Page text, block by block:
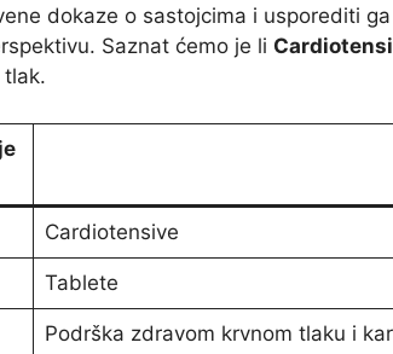
dokaze o sastojcima i usporediti
Saznat ćemo je li
tlak.
Cardiotensive
Tablete
Podrška zdravom krvnom tlaku i